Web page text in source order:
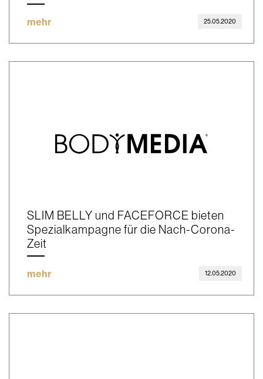
mehr 25.05.2020
SLIM BELLY und FACEFORCE bieten
Spezialkampagne für die Nach-Corona-
Zeit
mehr 12.05.2020